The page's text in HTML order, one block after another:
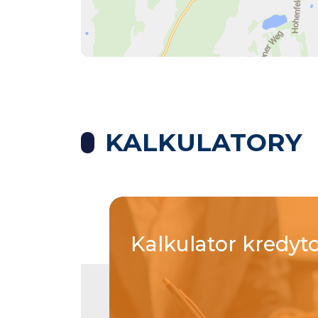
KALKULATORY
Kalkulator